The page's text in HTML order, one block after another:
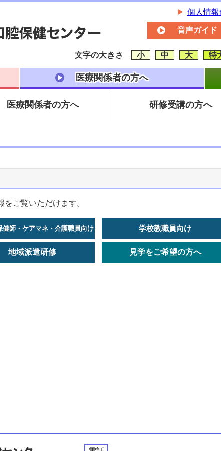
個人情
音声ガイド
文字の大きさ 小 中 大 特
医療関係者の方へ
医療関係者の方へ 研修受講の方へ
ご覧いただけます。
健師・ケアマネ・介護職員向け 学校教職員向け
地域派遣研修 見学をご希望の方へ